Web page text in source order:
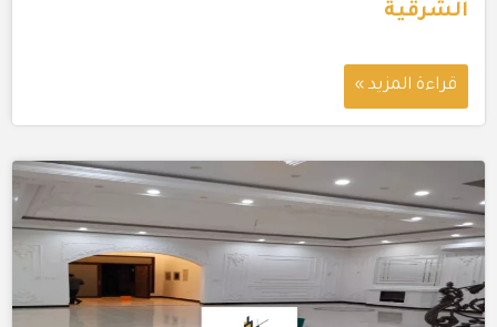
الشرقية
قراءة المزيد »